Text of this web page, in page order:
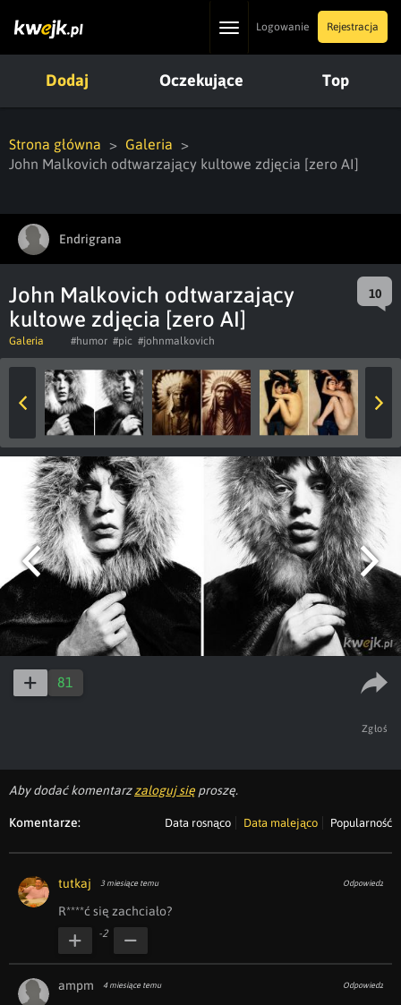
ToggleLogowanie Rejestracja
Dodaj Oczekujące Top
Strona główna
Galeria
John Malkovich odtwarzający kultowe zdjęcia [zero AI]
Endrigrana
John Malkovich odtwarzający
kultowe zdjęcia [zero AI]
10
Galeria #humor #pic #johnmalkovich
81
Zgłoś
Aby dodać komentarzzaloguj się proszę.
Komentarze: Data rosnąco Data malejąco Popularność
tutkaj 3 miesiące temu Odpowiedz
R****ć się zachciało?
-2
ampm 4 miesiące temu Odpowiedz